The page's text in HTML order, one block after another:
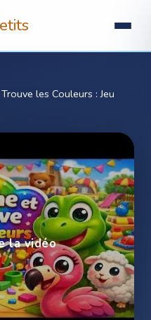
les Couleurs : Jeu
la vidéo